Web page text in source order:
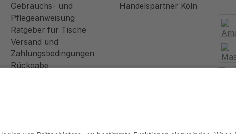
Gebrauchs- und
Pflegeanweisung
Ratgeber für Tische
Versand und
Zahlungsbedingungen
Rückgabe
Handelspartner Köln